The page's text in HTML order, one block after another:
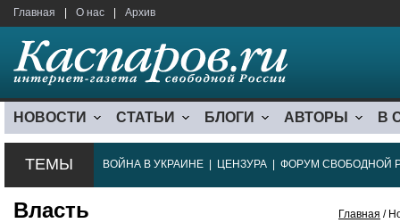
Главная О нас Архив
НОВОСТИ СТАТЬИ БЛОГИ АВТОРЫ В
ТЕМЫ ВОЙНА В УКРАИНЕ ЦЕНЗУРА ФОРУМ СВОБОДНОЙ
Власть Главная /